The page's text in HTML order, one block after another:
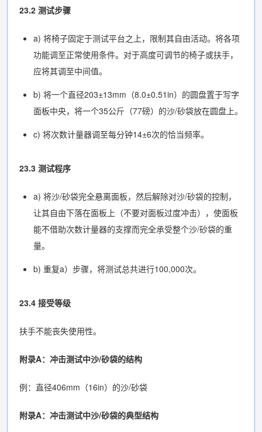
23.2 测试步骤
a) 将椅子固定于测试平台之上，限制其自由活动。将各项
功能调至正常使用条件。对于高度可调节的椅子或扶手，
应将其调至中间值。
b) 将一个直径203±13mm（8.0±0.51in）的圆盘置于写字
面板中央，将一个35公斤（77磅）的沙/砂袋放在圆盘上。
c) 将次数计量器调至每分钟14±6次的恰当频率。
23.3 测试程序
a) 将沙/砂袋完全悬离面板，然后解除对沙/砂袋的控制，
让其自由下落在面板上（不要对面板过度冲击），使面板
能不借助次数计量器的支撑而完全承受整个沙/砂袋的重
量。
b) 重复a）步骤，将测试总共进行100,000次。
23.4 接受等级
扶手不能丧失使用性。
附录A：冲击测试中沙/砂袋的结构
例：直径406mm（16in）的沙/砂袋
附录A：冲击测试中沙/砂袋的典型结构